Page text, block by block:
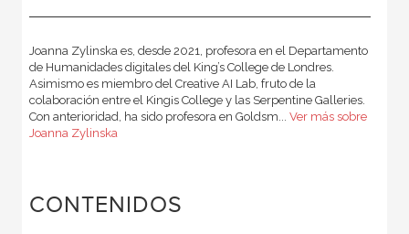
Joanna Zylinska es, desde 2021, profesora en el Departamento
de Humanidades digitales del King’s College de Londres.
Asimismo es miembro del Creative AI Lab, fruto de la
colaboración entre el King¡s College y las Serpentine Galleries.
Con anterioridad, ha sido profesora en Goldsm... Ver más sobre
Joanna Zylinska
CONTENIDOS